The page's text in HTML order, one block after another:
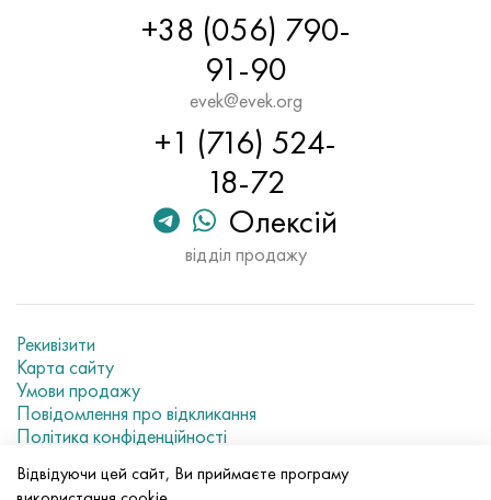
+38 (056) 790-
91-90
evek@evek.org
+1 (716) 524-
18-72
Олексій
відділ продажу
Рекивізити
Карта сайту
Умови продажу
Повідомлення про відкликання
Політика конфіденційності
Відвідуючи цей сайт, Ви приймаєте програму